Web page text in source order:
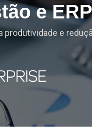
e ERP
produtividade e